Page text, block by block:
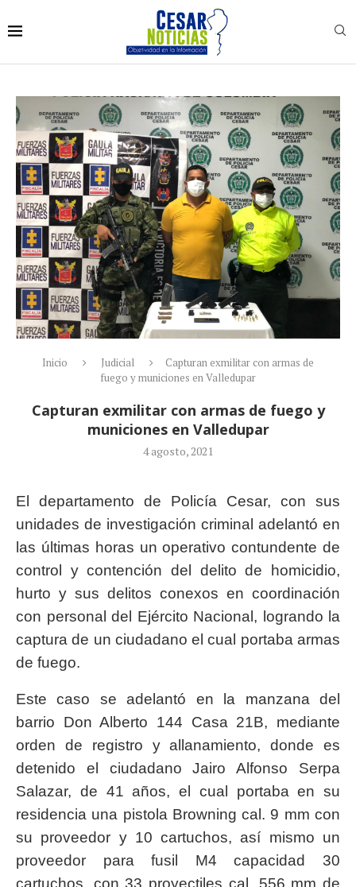
Inicio Judicial
Capturan exmilitar con armas de
fuego y municiones en Valledupar
Capturan exmilitar con armas de fuego y
municiones en Valledupar
4 agosto, 2021
El departamento de Policía Cesar, con sus
unidades de investigación criminal adelantó en
las últimas horas un operativo contundente de
control y contención del delito de homicidio,
hurto y sus delitos conexos en coordinación
con personal del Ejército Nacional, logrando la
captura de un ciudadano el cual portaba armas
de fuego.
Este caso se adelantó en la manzana del
barrio Don Alberto 144 Casa 21B, mediante
orden de registro y allanamiento, donde es
detenido el ciudadano Jairo Alfonso Serpa
Salazar, de 41 años, el cual portaba en su
residencia una pistola Browning cal. 9 mm con
su proveedor y 10 cartuchos, así mismo un
proveedor para fusil M4 capacidad 30